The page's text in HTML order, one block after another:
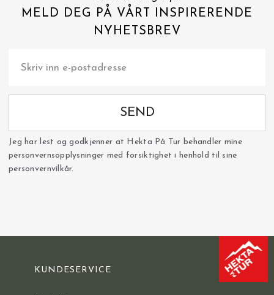
MELD DEG PÅ VÅRT INSPIRERENDE
NYHETSBREV
SEND
Jeg har lest og godkjenner at Hekta På Tur behandler mine
personvernsopplysninger med forsiktighet i henhold til sine
personvernvilkår.
KUNDESERVICE